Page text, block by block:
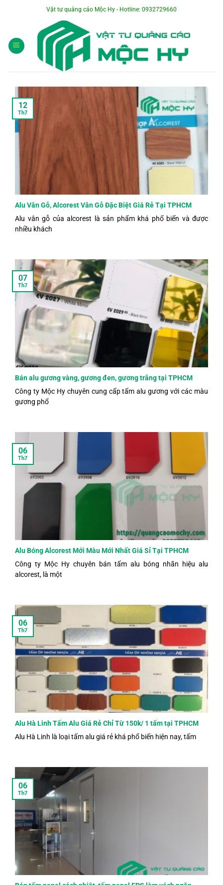
dung
Vật tư quảng cáo Mộc Hy - Hotline: 0932729660
Alu Vân Gỗ, Alcorest Vân Gỗ Đặc Biệt Giá Rẻ Tại TPHCM
Alu vân gỗ của alcorest là sản phẩm khá phổ biến và được
nhiều khách
12
Th7
Bán alu gương vàng, gương đen, gương trắng tại TPHCM
Công ty Mộc Hy chuyên cung cấp tấm alu gương với các màu
gương phổ
07
Th7
Alu Bóng Alcorest Mới Màu Mới Nhất Giá Sỉ Tại TPHCM
Công ty Mộc Hy chuyên bán tấm alu bóng nhãn hiệu alu
alcorest, là một
06
Th7
Alu Hà Linh Tấm Alu Giá Rẻ Chỉ Từ 150k/ 1 tấm tại TPHCM
Alu Hà Linh là loại tấm alu giá rẻ khá phổ biến hiện nay, tấm
06
Th7
06
Th7